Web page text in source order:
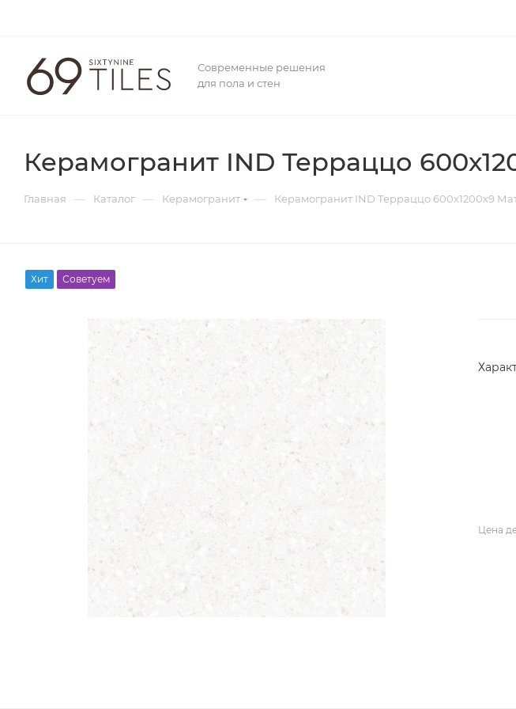
Современные решения
для пола и стен
Керамогранит IND Терраццо
Главная — Каталог — Керамогранит — Керамогранит IND Терраццо 600х1200х9
Хит Советуем
Цена